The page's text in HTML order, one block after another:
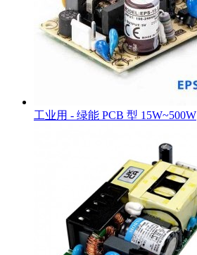
工业用 - 绿能 PCB 型 15W~500W